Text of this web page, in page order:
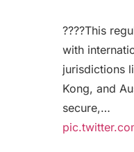
????This
with
jurisdictions
Kong, and
secure,…